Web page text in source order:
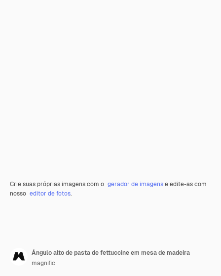
Crie suas próprias imagens com o gerador de imagense edite-as com
nosso editor de fotos.
Ángulo alto de pasta de fettuccine em mesa de madeira
magnific